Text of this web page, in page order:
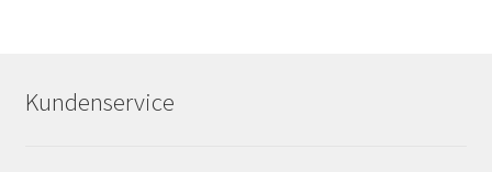
Kundenservice